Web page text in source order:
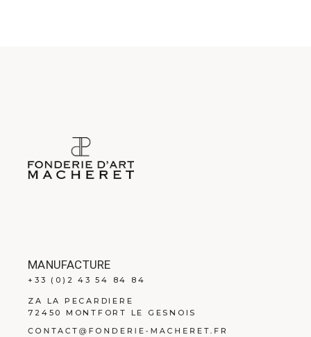
MANUFACTURE
+33 (0)2 43 54 84 84
ZA LA PECARDIERE
72450 MONTFORT LE GESNOIS